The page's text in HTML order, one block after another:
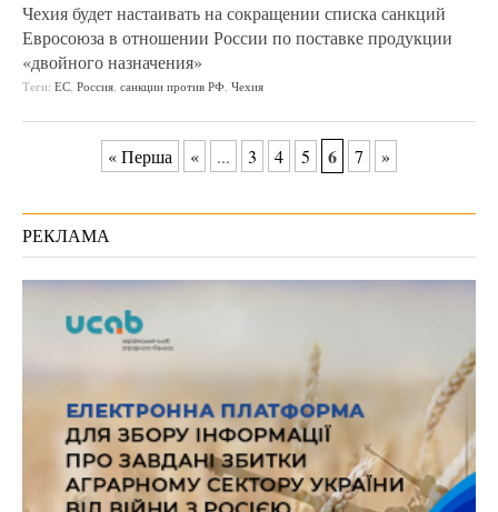
Чехия будет настаивать на сокращении списка санкций
Евросоюза в отношении России по поставке продукции
«двойного назначения»
Теги: ЕС, Россия, санкции против РФ, Чехия
« Перша « ... 3 4 5 6 7 »
РЕКЛАМА